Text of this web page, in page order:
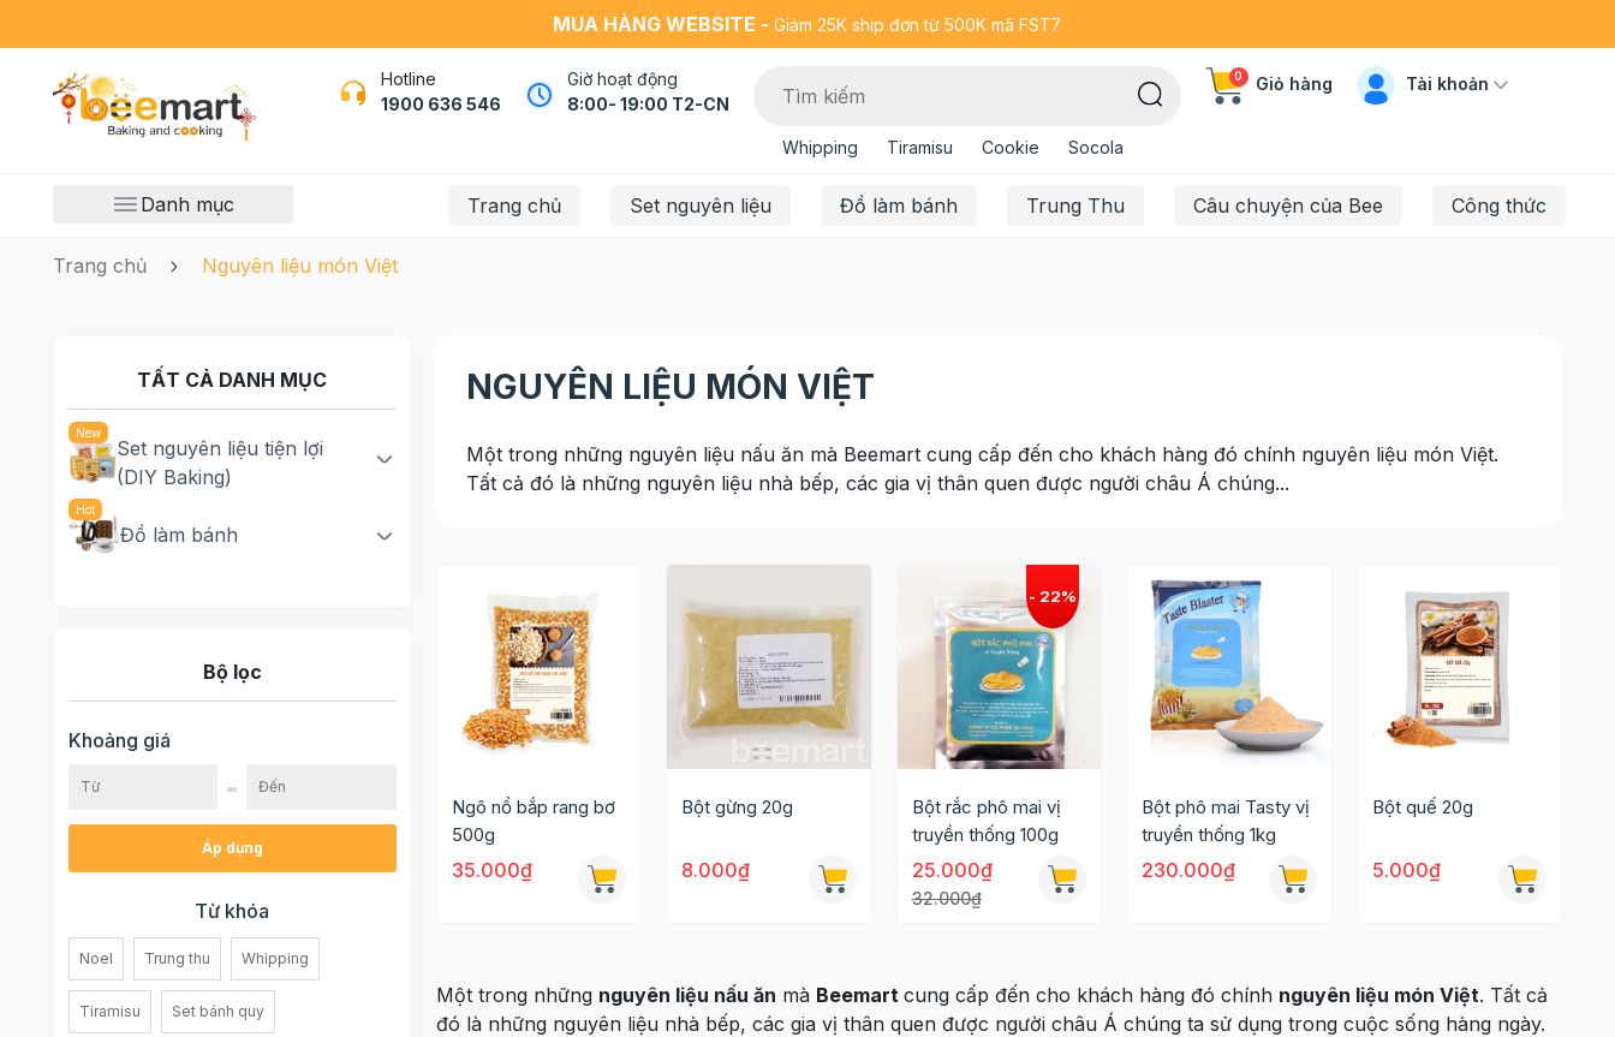
MUA HÀNG WEBSITE - Giảm 25K ship đơn từ 500K mã FST7
Hotline
1900 636 546
Giờ hoạt động
8:00- 19:00 T2-CN
Whipping Tiramisu Cookie Socola
0 Giỏ hàng Tài khoản
Danh mục Trang chủ Set nguyên liệu Đồ làm bánh Trung Thu Câu chuyện của Bee Công thức
Trang chủ Nguyên liệu món Việt
TẤT CẢ DANH MỤC
Set nguyên liệu tiện lợi
(DIY Baking)
Đồ làm bánh
Bộ lọc
Khoảng giá
Áp dụng
Từ khóa
Noel Trung thu Whipping
Tiramisu Set bánh quy
NGUYÊN LIỆU MÓN VIỆT
Một trong những nguyên liệu nấu ăn mà Beemart cung cấp đến cho khách hàng đó chính nguyên liệu món Việt.
Tất cả đó là những nguyên liệu nhà bếp, các gia vị thân quen được người châu Á chúng...
Ngô nổ bắp rang bơ
500g
35.000₫
Bột gừng 20g
8.000₫
Bột rắc phô mai vị
truyền thống 100g
25.000₫
32.000₫
Bột phô mai Tasty vị
truyền thống 1kg
230.000₫
Bột quế 20g
5.000₫
Một trong những nguyên liệu nấu ăn mà Beemart cung cấp đến cho khách hàng đó chính nguyên liệu món Việt. Tất cả
đó là những nguyên liệu nhà bếp, các gia vị thân quen được người châu Á chúng ta sử dụng trong cuộc sống hàng ngày.